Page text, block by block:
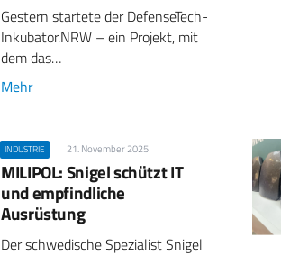
Gestern startete der DefenseTech-
Inkubator.NRW – ein Projekt, mit
dem das…
Mehr
INDUSTRIE 21. November 2025
MILIPOL: Snigel schützt IT
und empfindliche
Ausrüstung
Der schwedische Spezialist Snigel